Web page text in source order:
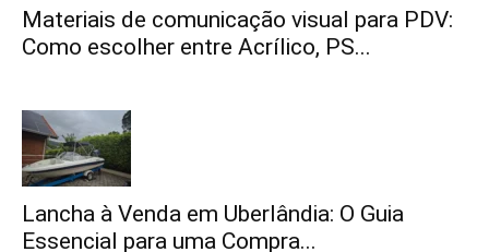
Materiais de comunicação visual para PDV:
Como escolher entre Acrílico, PS...
Lancha à Venda em Uberlândia: O Guia
Essencial para uma Compra...